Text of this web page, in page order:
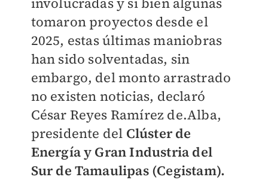
tomaron proyectos desde el
2025, estas últimas maniobras
han sido solventadas, sin
embargo, del monto arrastrado
no existen noticias, declaró
César Reyes Ramírez de.Alba,
presidente del Clúster de
Energía y Gran Industria del
Sur de Tamaulipas (Cegistam).